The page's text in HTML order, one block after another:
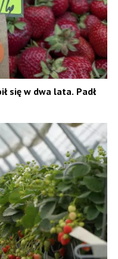
się w dwa lata. Padł